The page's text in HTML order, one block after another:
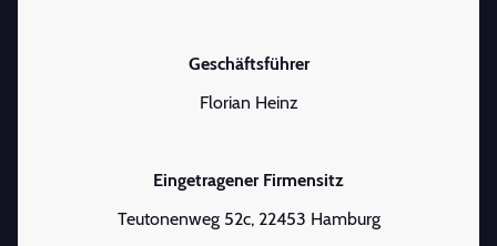
Geschäftsführer
Florian Heinz
Eingetragener Firmensitz
Teutonenweg 52c, 22453 Hamburg